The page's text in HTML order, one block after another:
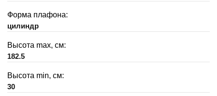
Форма плафона:
цилиндр
Высота max, см:
182.5
Высота min, см:
30